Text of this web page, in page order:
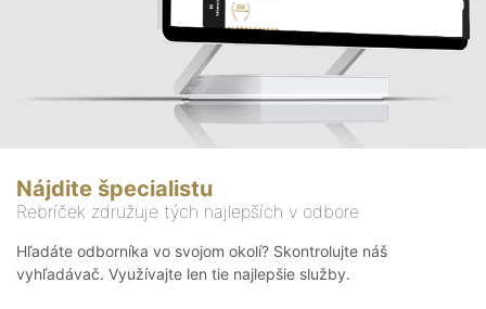
Nájdite špecialistu
Rebríček združuje tých najlepších v odbore
Hľadáte odborníka vo svojom okolí? Skontrolujte náš
vyhľadávač. Využívajte len tie najlepšie služby.